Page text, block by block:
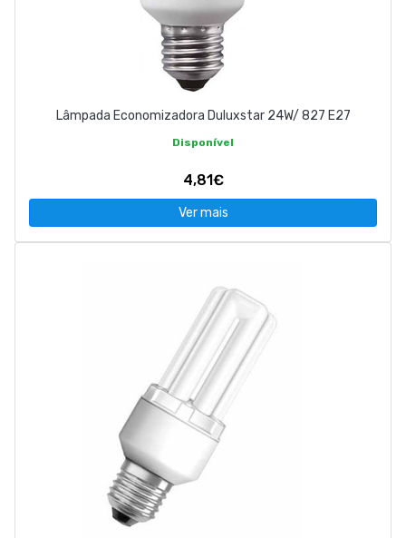
Lâmpada Economizadora Duluxstar 24W/ 827 E27
Disponível
4,81€
Ver mais